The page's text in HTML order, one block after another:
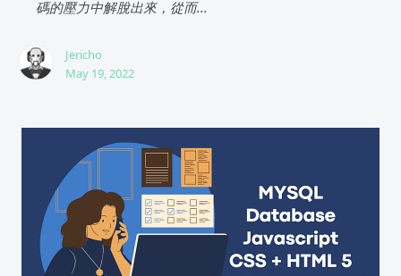
碼的壓力中解脫出來，從而...
Jericho
May 19, 2022